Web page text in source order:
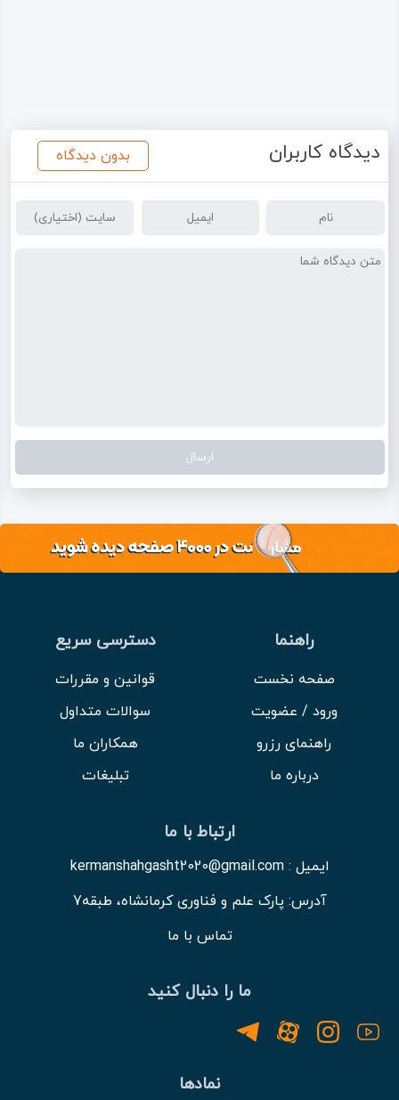
دیدگاه کاربران بدون دیدگاه
راهنما
صفحه نخست
ورود / عضویت
راهنمای رزرو
درباره ما
دسترسی سریع
قوانین و مقررات
سوالات متداول
همکاران ما
تبلیغات
ارتباط با ما
ایمیل : kermanshahgasht2020@gmail.com
آدرس: پارک علم و فناوری کرمانشاه، طبقه7
تماس با ما
ما را دنبال کنید
نمادها